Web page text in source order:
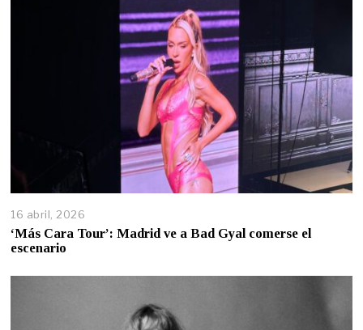
16 abril, 2026
‘Más Cara Tour’: Madrid ve a Bad Gyal comerse el
escenario